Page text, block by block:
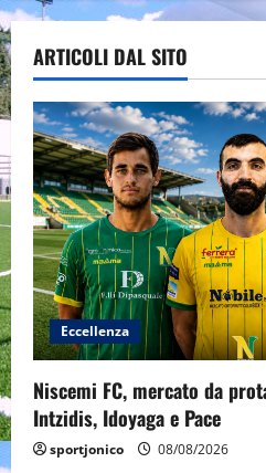
ARTICOLI DAL SITO
Eccellenza
Niscemi FC, mercato da
Intzidis, Idoyaga e Pace
sportjonico 08/08/2026